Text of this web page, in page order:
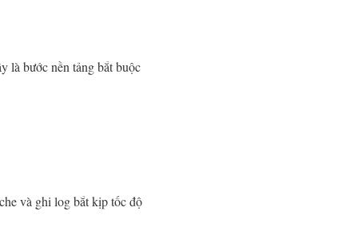
là bước nền tảng bắt buộc
và ghi log bắt kịp tốc độ